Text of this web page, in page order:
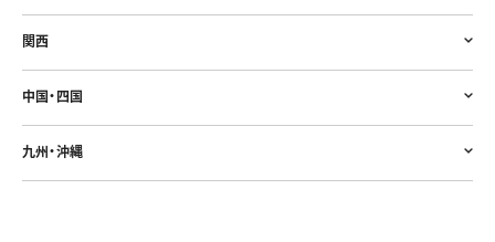
関西
中国・四国
九州・沖縄